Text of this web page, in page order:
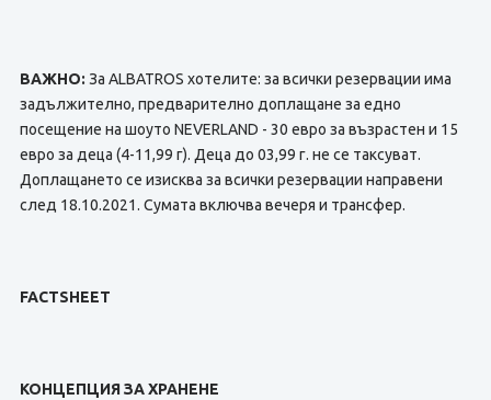
ВАЖНО: За ALBATROS хотелите: за всички резервации има
задължително, предварително доплащане за едно
посещение на шоуто NEVERLAND - 30 евро за възрастен и 15
евро за деца (4-11,99 г). Деца до 03,99 г. не се таксуват.
Доплащането се изисква за всички резервации направени
след 18.10.2021. Сумата включва вечеря и трансфер.
FACTSHEET
КОНЦЕПЦИЯ ЗА ХРАНЕНЕ